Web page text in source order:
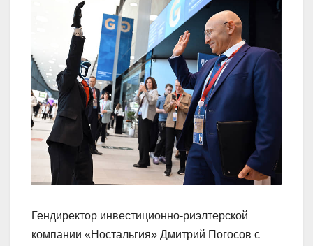
Гендиректор инвестиционно-риэлтерской
компании «Ностальгия» Дмитрий Погосов с